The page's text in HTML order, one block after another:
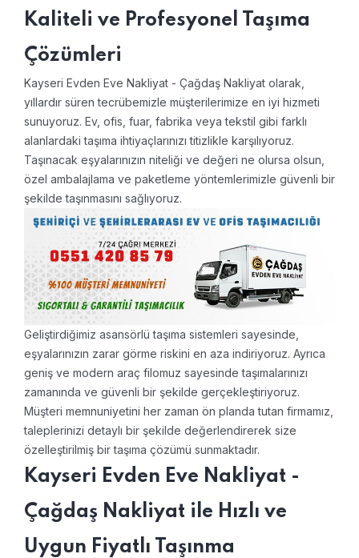
Kaliteli ve Profesyonel Taşıma
Çözümleri
Kayseri Evden Eve Nakliyat - Çağdaş Nakliyat olarak,
yıllardır süren tecrübemizle müşterilerimize en iyi hizmeti
sunuyoruz. Ev, ofis, fuar, fabrika veya tekstil gibi farklı
alanlardaki taşıma ihtiyaçlarınızı titizlikle karşılıyoruz.
Taşınacak eşyalarınızın niteliği ve değeri ne olursa olsun,
özel ambalajlama ve paketleme yöntemlerimizle güvenli bir
şekilde taşınmasını sağlıyoruz.
Geliştirdiğimiz asansörlü taşıma sistemleri sayesinde,
eşyalarınızın zarar görme riskini en aza indiriyoruz. Ayrıca
geniş ve modern araç filomuz sayesinde taşımalarınızı
zamanında ve güvenli bir şekilde gerçekleştiriyoruz.
Müşteri memnuniyetini her zaman ön planda tutan firmamız,
taleplerinizi detaylı bir şekilde değerlendirerek size
özelleştirilmiş bir taşıma çözümü sunmaktadır.
Kayseri Evden Eve Nakliyat -
Çağdaş Nakliyat ile Hızlı ve
Uygun Fiyatlı Taşınma